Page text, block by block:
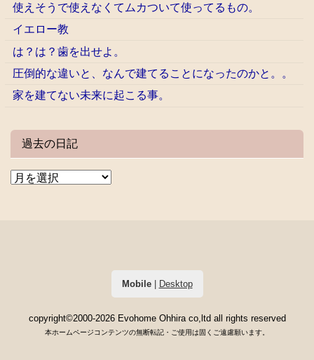
使えそうで使えなくてムカついて使ってるもの。
イエロー教
は？は？歯を出せよ。
圧倒的な違いと、なんで建てることになったのかと。。
家を建てない未来に起こる事。
過去の日記
Mobile| Desktop
copyright©2000-2026 Evohome Ohhira co,ltd all rights reserved
本ホームページコンテンツの無断転記・ご使用は固くご遠慮願います。